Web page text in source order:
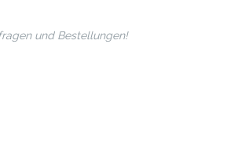
und Bestellungen!